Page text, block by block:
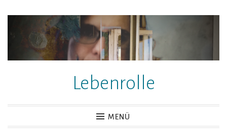
springen
Lebenrolle
MENÜ